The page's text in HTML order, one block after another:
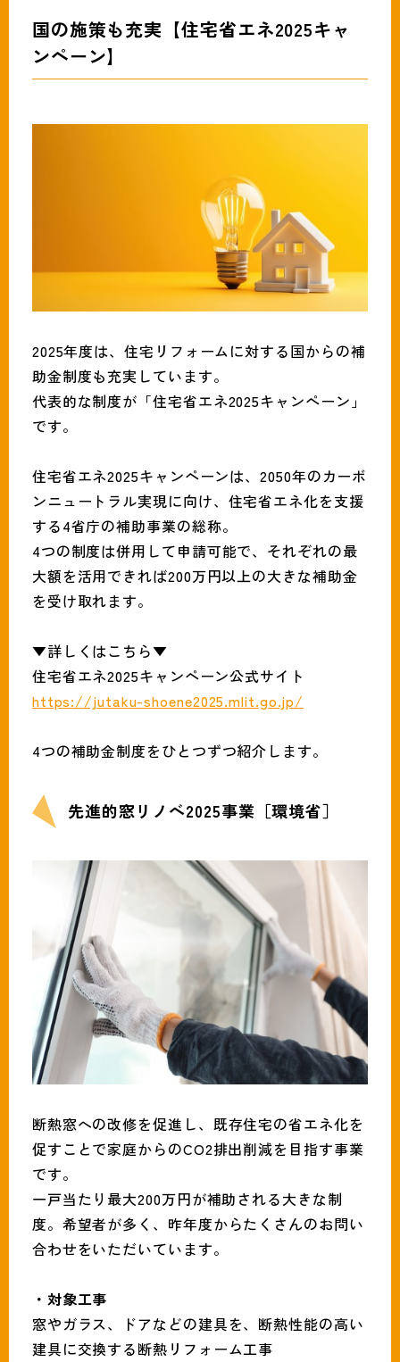
国の施策も充実【住宅省エネ2025キャ
ンペーン】
2025年度は、住宅リフォームに対する国からの補
助金制度も充実しています。
代表的な制度が「住宅省エネ2025キャンペーン」
です。
住宅省エネ2025キャンペーンは、2050年のカーボ
ンニュートラル実現に向け、住宅省エネ化を支援
する4省庁の補助事業の総称。
4つの制度は併用して申請可能で、それぞれの最
大額を活用できれば200万円以上の大きな補助金
を受け取れます。
▼詳しくはこちら▼
住宅省エネ2025キャンペーン公式サイト
https://jutaku-shoene2025.mlit.go.jp/
4つの補助金制度をひとつずつ紹介します。
先進的窓リノベ2025事業［環境省］
断熱窓への改修を促進し、既存住宅の省エネ化を
促すことで家庭からのCO2排出削減を目指す事業
です。
一戸当たり最大200万円が補助される大きな制
度。希望者が多く、昨年度からたくさんのお問い
合わせをいただいています。
・対象工事
窓やガラス、ドアなどの建具を、断熱性能の高い
建具に交換する断熱リフォーム工事